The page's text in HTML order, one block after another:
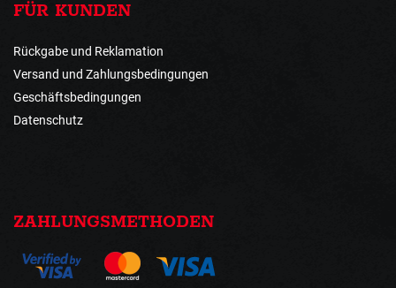
FÜR KUNDEN
Rückgabe und Reklamation
Versand und Zahlungsbedingungen
Geschäftsbedingungen
Datenschutz
ZAHLUNGSMETHODEN